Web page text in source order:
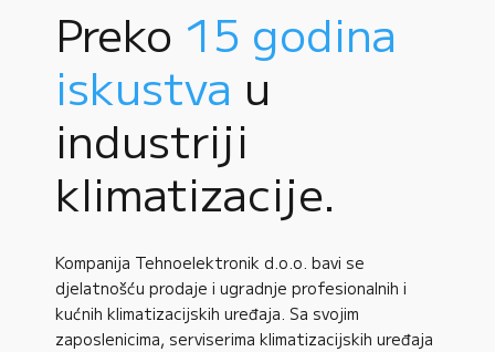
Preko 15 godina
iskustva u
industriji
klimatizacije.
Kompanija Tehnoelektronik d.o.o. bavi se
djelatnošću prodaje i ugradnje profesionalnih i
kućnih klimatizacijskih uređaja. Sa svojim
zaposlenicima, serviserima klimatizacijskih uređaja